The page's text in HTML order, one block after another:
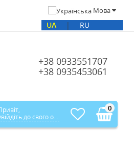
Мова
UA | RU
+38 0933551707
+38 0935453061
увійдіть до свого офісу
0